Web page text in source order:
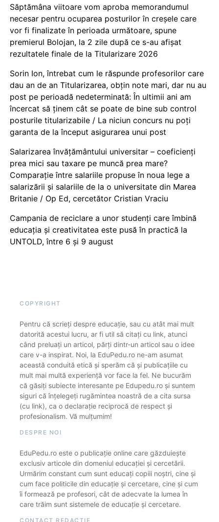
Săptămâna viitoare vom aproba memorandumul
necesar pentru ocuparea posturilor în creșele care
vor fi finalizate în perioada următoare, spune
premierul Bolojan, la 2 zile după ce s-au afișat
rezultatele finale de la Titularizare 2026
Sorin Ion, întrebat cum le răspunde profesorilor care
dau an de an Titularizarea, obțin note mari, dar nu au
post pe perioadă nedeterminată: În ultimii ani am
încercat să ținem cât se poate de bine sub control
posturile titularizabile / La niciun concurs nu poți
garanta de la început asigurarea unui post
Salarizarea învățământului universitar – coeficienți
prea mici sau taxare pe muncă prea mare?
Comparație între salariile propuse în noua lege a
salarizării și salariile de la o universitate din Marea
Britanie / Op Ed, cercetător Cristian Vraciu
Campania de reciclare a unor studenți care îmbină
educația și creativitatea este pusă în practică la
UNTOLD, între 6 și 9 august
COPYRIGHT
Pentru că scrieți despre educație, sau cu atât mai mult
datorită acestui lucru, ar fi util să citați cu link, atunci
când preluați un articol, părți dintr-un articol sau o idee
care v-a inspirat. Noi, la EduPedu.ro ne-am asumat
această conduită etică și sperăm că și publicațiile cu
mult mai multă experiență vor face la fel. Ne bucurăm
că găsiți subiecte interesante pe Edupedu.ro și suntem
siguri că înțelegeți rugămintea noastră de a cita sursa
(cu link), ca o declarație reciprocă de respect și
profesionalism. Vă mulțumim!
DESPRE NOI
EduPedu.ro este o publicație online care găzduiește
exclusiv articole din domeniul educației și cercetării.
Urmărim constant cum sunt educați copiii noștri, cine și
cum face politicile din educație și cercetare, cine și cum
îi formează pe profesori, cât de adecvate la lumea în
care trăim sunt sistemele de educație și cercetare.
CONTACT REDACȚIE